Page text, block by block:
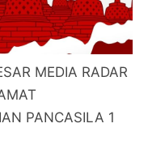
MEDIA RADAR
PANCASILA 1